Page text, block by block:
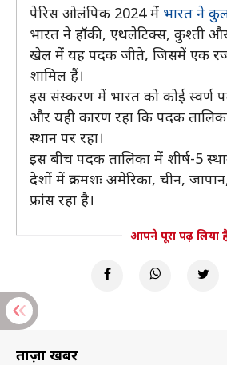
पेरिस ओलंपिक 2024 में भारत ने
भारत ने हॉकी, एथलेटिक्स, कुश्ती
खेल में यह पदक जीते, जिसमें एक
शामिल हैं।
इस संस्करण में भारत को कोई स्वर्ण
और यही कारण रहा कि पदक
स्थान पर रहा।
इस बीच पदक तालिका में शीर्ष-5
देशों में क्रमशः अमेरिका, चीन,
फ्रांस रहा है।
आपने पूरा पढ़ लिया
ताज़ा खबरें